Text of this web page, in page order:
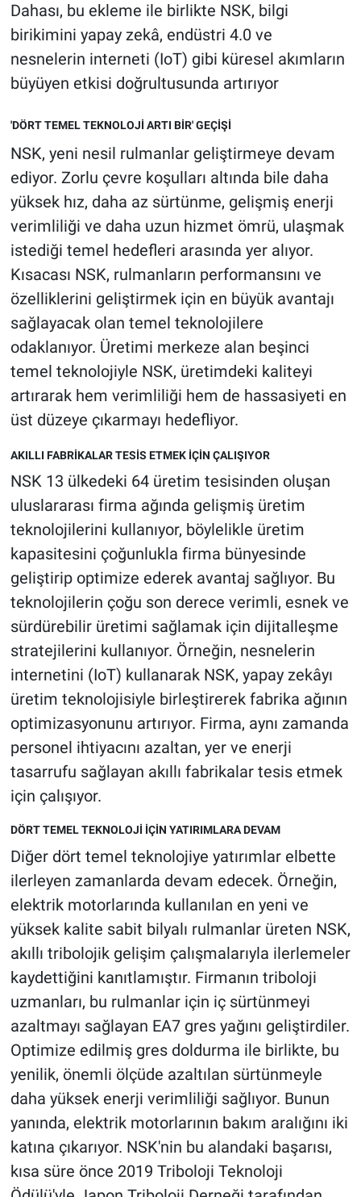
Dahası, bu ekleme ile birlikte NSK, bilgi
birikimini yapay zekâ, endüstri 4.0 ve
nesnelerin interneti (IoT) gibi küresel akımların
büyüyen etkisi doğrultusunda artırıyor
'DÖRT TEMEL TEKNOLOJİ ARTI BİR' GEÇİŞİ
NSK, yeni nesil rulmanlar geliştirmeye devam
ediyor. Zorlu çevre koşulları altında bile daha
yüksek hız, daha az sürtünme, gelişmiş enerji
verimliliği ve daha uzun hizmet ömrü, ulaşmak
istediği temel hedefleri arasında yer alıyor.
Kısacası NSK, rulmanların performansını ve
özelliklerini geliştirmek için en büyük avantajı
sağlayacak olan temel teknolojilere
odaklanıyor. Üretimi merkeze alan beşinci
temel teknolojiyle NSK, üretimdeki kaliteyi
artırarak hem verimliliği hem de hassasiyeti en
üst düzeye çıkarmayı hedefliyor.
AKILLI FABRİKALAR TESİS ETMEK İÇİN ÇALIŞIYOR
NSK 13 ülkedeki 64 üretim tesisinden oluşan
uluslararası firma ağında gelişmiş üretim
teknolojilerini kullanıyor, böylelikle üretim
kapasitesini çoğunlukla firma bünyesinde
geliştirip optimize ederek avantaj sağlıyor. Bu
teknolojilerin çoğu son derece verimli, esnek ve
sürdürebilir üretimi sağlamak için dijitalleşme
stratejilerini kullanıyor. Örneğin, nesnelerin
internetini (IoT) kullanarak NSK, yapay zekâyı
üretim teknolojisiyle birleştirerek fabrika ağının
optimizasyonunu artırıyor. Firma, aynı zamanda
personel ihtiyacını azaltan, yer ve enerji
tasarrufu sağlayan akıllı fabrikalar tesis etmek
için çalışıyor.
DÖRT TEMEL TEKNOLOJİ İÇİN YATIRIMLARA DEVAM
Diğer dört temel teknolojiye yatırımlar elbette
ilerleyen zamanlarda devam edecek. Örneğin,
elektrik motorlarında kullanılan en yeni ve
yüksek kalite sabit bilyalı rulmanlar üreten NSK,
akıllı tribolojik gelişim çalışmalarıyla ilerlemeler
kaydettiğini kanıtlamıştır. Firmanın triboloji
uzmanları, bu rulmanlar için iç sürtünmeyi
azaltmayı sağlayan EA7 gres yağını geliştirdiler.
Optimize edilmiş gres doldurma ile birlikte, bu
yenilik, önemli ölçüde azaltılan sürtünmeyle
daha yüksek enerji verimliliği sağlıyor. Bunun
yanında, elektrik motorlarının bakım aralığını iki
katına çıkarıyor. NSK'nin bu alandaki başarısı,
kısa süre önce 2019 Triboloji Teknoloji